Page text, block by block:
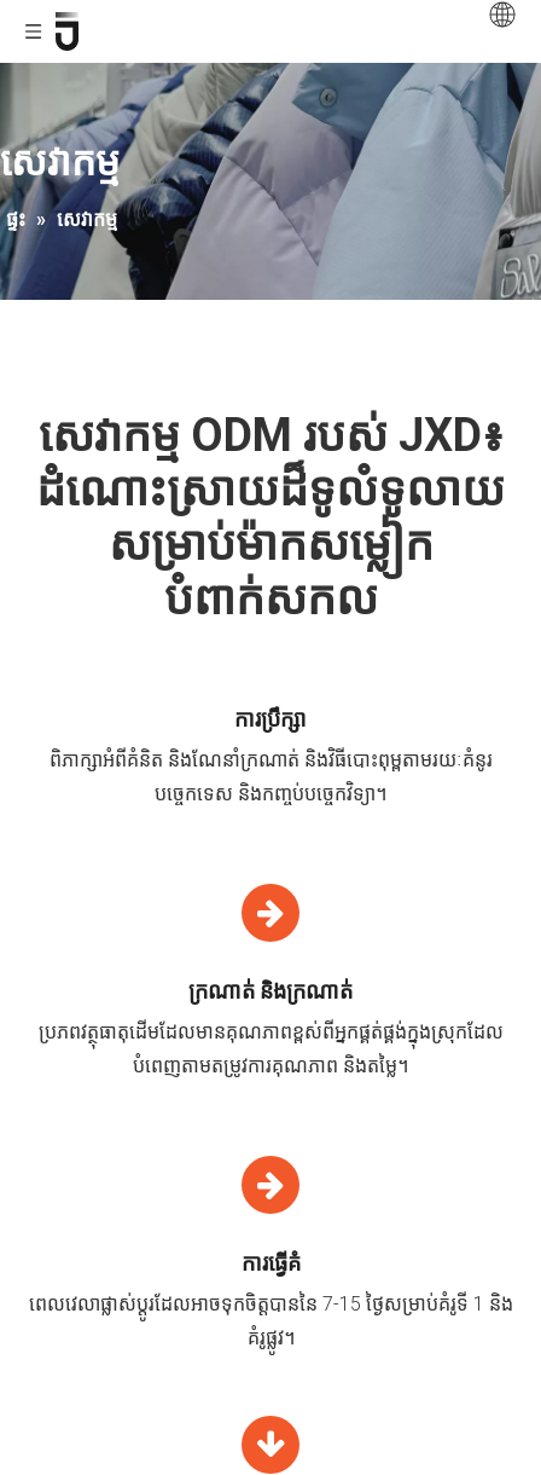
សេវាកម្ម
ផ្ទះ » សេវាកម្ម
សេវាកម្ម ODM របស់ JXD៖
ដំណោះស្រាយដ៏ទូលំទូលាយ
សម្រាប់ម៉ាកសម្លៀក
បំពាក់សកល
ការប្រឹក្សា
ពិភាក្សាអំពីគំនិត និងណែនាំក្រណាត់ និងវិធីបោះពុម្ពតាមរយៈគំនូរ
បច្ចេកទេស និងកញ្ចប់បច្ចេកវិទ្យា។
ក្រណាត់ និងក្រណាត់
ប្រភពវត្ថុធាតុដើមដែលមានគុណភាពខ្ពស់ពីអ្នកផ្គត់ផ្គង់ក្នុងស្រុកដែល
បំពេញតាមតម្រូវការគុណភាព និងតម្លៃ។
ការធ្វើគំ
ពេលវេលាផ្លាស់ប្តូរដែលអាចទុកចិត្តបាននៃ 7-15 ថ្ងៃសម្រាប់គំរូទី 1 និង
គំរូផ្លូវ។